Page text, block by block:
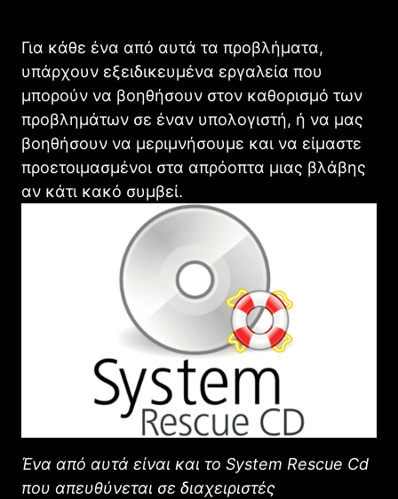
Για κάθε ένα από αυτά τα προβλήματα,
υπάρχουν εξειδικευμένα εργαλεία που
μπορούν να βοηθήσουν στον καθορισμό των
προβλημάτων σε έναν υπολογιστή, ή να μας
βοηθήσουν να μεριμνήσουμε και να είμαστε
προετοιμασμένοι στα απρόοπτα μιας βλάβης
αν κάτι κακό συμβεί.
Ένα από αυτά είναι και το System Rescue Cd
που απευθύνεται σε διαχειριστές